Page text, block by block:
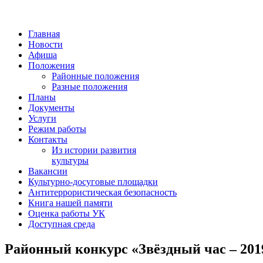
Главная
Новости
Афиша
Положения
Районные положения
Разные положения
Планы
Документы
Услуги
Режим работы
Контакты
Из истории развития
культуры
Вакансии
Культурно-досуговые площадки
Антитеррористическая безопасность
Книга нашей памяти
Оценка работы УК
Доступная среда
Районный конкурс «Звёздный час –